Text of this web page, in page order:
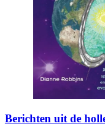
Berichten uit de